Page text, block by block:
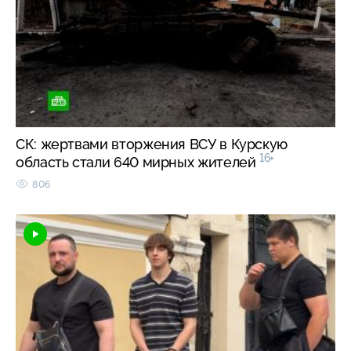
СК: жертвами вторжения ВСУ в Курскую
область стали 640 мирных жителей 16+
806